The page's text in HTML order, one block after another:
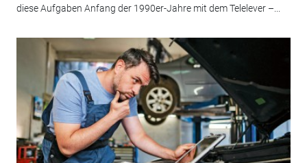
diese Aufgaben Anfang der 1990er-Jahre mit dem Telelever –...